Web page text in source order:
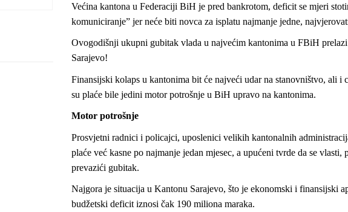
Većina kantona u Federaciji BiH je pred bankrotom, deficit se mjeri
komuniciranje” jer neće biti novca za isplatu najmanje jedne,
Ovogodišnji ukupni gubitak vlada u najvećim kantonima u FBiH
Sarajevo!
Finansijski kolaps u kantonima bit će najveći udar na stanovništvo, ali
su plaće bile jedini motor potrošnje u BiH upravo na kantonima.
Motor potrošnje
Prosvjetni radnici i policajci, uposlenici velikih kantonalnih
plaće već kasne po najmanje jedan mjesec, a upućeni tvrde da se
prevazići gubitak.
Najgora je situacija u Kantonu Sarajevo, što je ekonomski i finansijski
budžetski deficit iznosi čak 190 miliona maraka.